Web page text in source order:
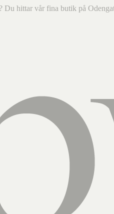
Du hittar vår fina butik på